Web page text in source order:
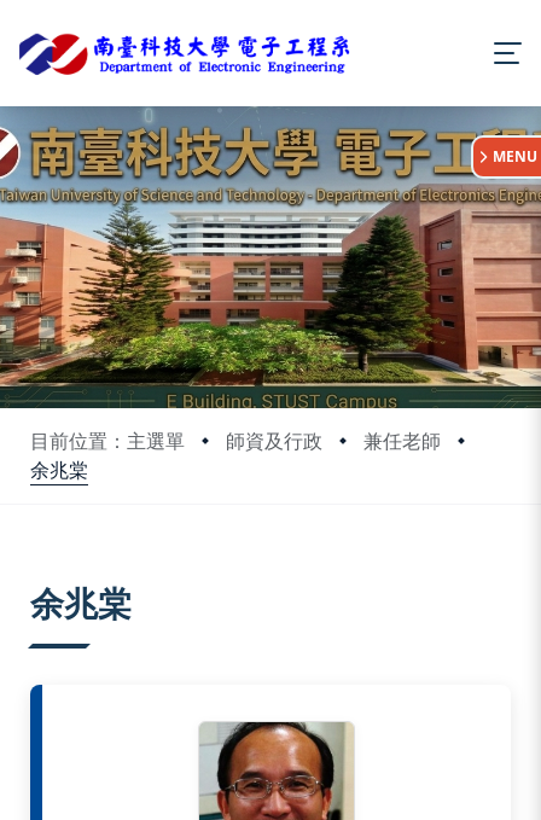
目前位置：主選單 師資及行政
兼任老師
余兆棠
:::
MENU
余兆棠